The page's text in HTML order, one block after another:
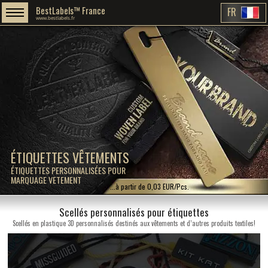
ÉTIQUETTES VÊTEMENTS
ÉTIQUETTES PERSONNALISÉES POUR
MARQUAGE VETEMENT
BestLabels™ France
www.bestlabels.fr FR
...à partir de 0,03 EUR/Pcs.
Scellés personnalisés pour étiquettes
Scellés en plastique 3D personnalisés destinés aux vêtements et d’autres produits textiles!